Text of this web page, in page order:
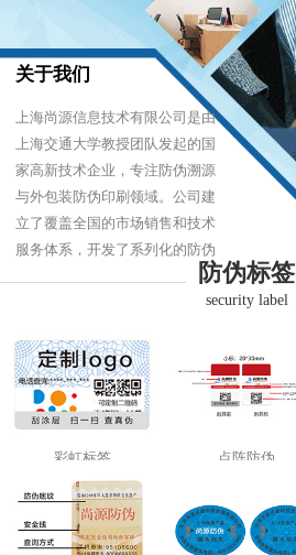
关于我们
上海尚源信息技术有限公司是由
上海交通大学教授团队发起的国
家高新技术企业，专注防伪溯源
与外包装防伪印刷领域。公司建
立了覆盖全国的市场销售和技术
服务体系，开发了系列化的防伪
产品，以难仿制、易识别、优成
本的技术，经受住了市场的严酷
防伪标签
security label
彩虹标签 点阵防伪